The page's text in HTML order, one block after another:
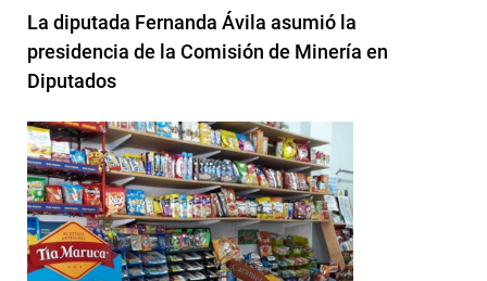
La diputada Fernanda Ávila asumió la
presidencia de la Comisión de Minería en
Diputados